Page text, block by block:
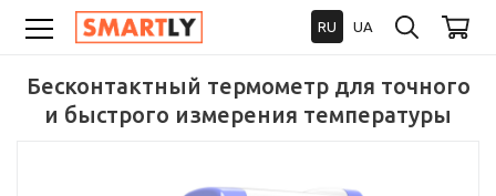
RU UA
Бесконтактный термометр для точного
и быстрого измерения температуры